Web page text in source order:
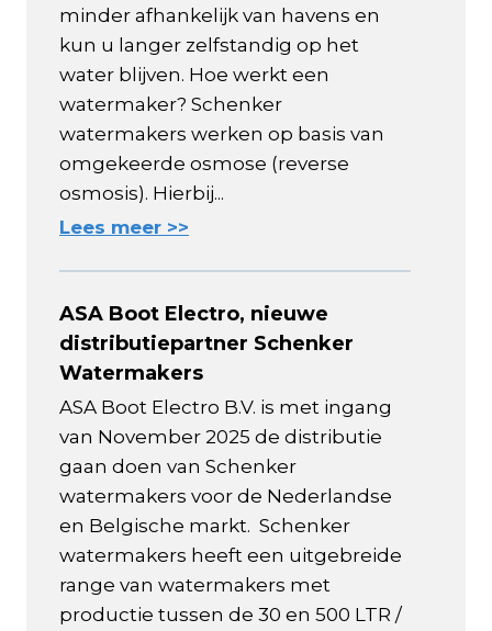
minder afhankelijk van havens en
kun u langer zelfstandig op het
water blijven. Hoe werkt een
watermaker? Schenker
watermakers werken op basis van
omgekeerde osmose (reverse
osmosis). Hierbij...
Lees meer >>
ASA Boot Electro, nieuwe
distributiepartner Schenker
Watermakers
ASA Boot Electro B.V. is met ingang
van November 2025 de distributie
gaan doen van Schenker
watermakers voor de Nederlandse
en Belgische markt. Schenker
watermakers heeft een uitgebreide
range van watermakers met
productie tussen de 30 en 500 LTR /